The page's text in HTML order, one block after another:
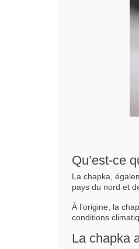
Qu’est-ce
La chapka,
pays du nord et
À l’origine, la
conditions
La chapka